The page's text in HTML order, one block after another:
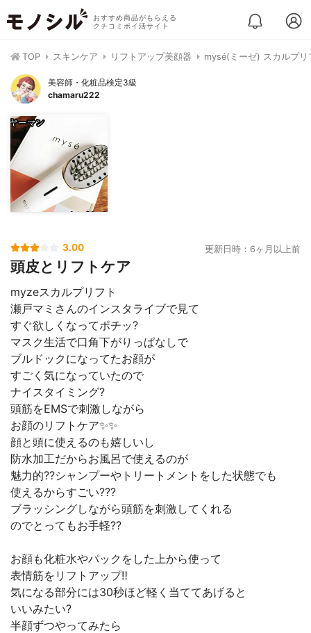
おすすめ商品がもらえる
クチコミポイ活サイト
TOP スキンケア リフトアップ美顔器 mysé(ミーゼ) スカルプ
美容師・化粧品検定3級
chamaru222
3.00 更新日時：6ヶ月以上前
頭皮とリフトケア
myzeスカルプリフト
瀬戸マミさんのインスタライブで見て
すぐ欲しくなってポチッ?
マスク生活で口角下がりっぱなしで
ブルドックになってたお顔が
すごく気になっていたので
ナイスタイミング?
頭筋をEMSで刺激しながら
お顔のリフトケア✨✨
顔と頭に使えるのも嬉しいし
防水加工だからお風呂で使えるのが
魅力的??シャンプーやトリートメントをした状態でも
使えるからすごい???
ブラッシングしながら頭筋を刺激してくれる
のでとってもお手軽??
お顔も化粧水やパックをした上から使って
表情筋をリフトアップ‼︎
気になる部分には30秒ほど軽く当ててあげると
いいみたい?
半顔ずつやってみたら